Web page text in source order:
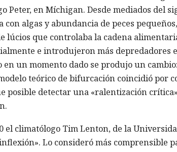
Peter, en Míchigan. Desde mediados del
con algas y abundancia de peces
lúcios que controlaba la cadena
e introdujeron más depredadores
un momento dado se produjo un
teórico de bifurcación coincidió por
posible detectar una «ralentización
el climatólogo Tim Lenton, de la
Lo consideró más comprensible